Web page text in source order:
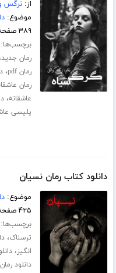
از:نرگس
موضوع:
۳۸۹ صفحه
رمان جدید
رمان pdf ،
رمان
عاشقانه،
پلیسی
دانلود کتاب رمان نسیان
موضوع:
۴۲۵ صفحه
ترسناک،
انگیز،
دانلود